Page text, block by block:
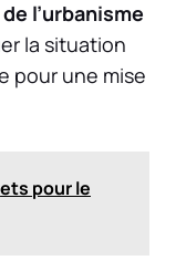
l’urbanisme
la situation
pour une mise
pour le